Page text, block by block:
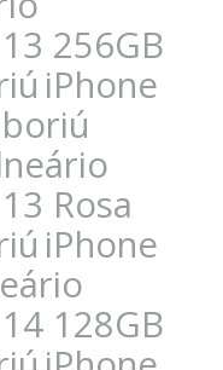
256GB
iPhone
Rosa
iPhone
128GB